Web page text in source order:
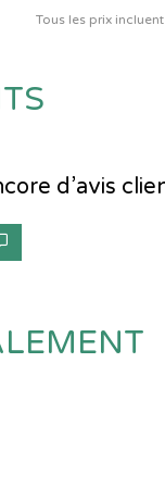
Tous les prix
d’avis